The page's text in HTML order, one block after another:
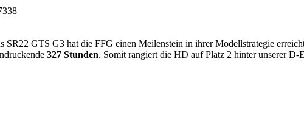
GTS G3 hat die FFG einen Meilenstein in ihrer Modellstrategie
327 Stunden. Somit rangiert die HD auf Platz 2 hinter unserer